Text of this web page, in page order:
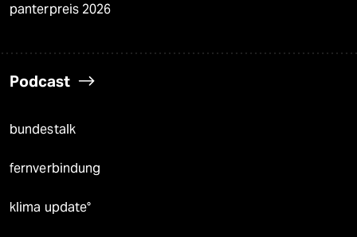
panterpreis 2026
Podcast
bundestalk
fernverbindung
klima update°